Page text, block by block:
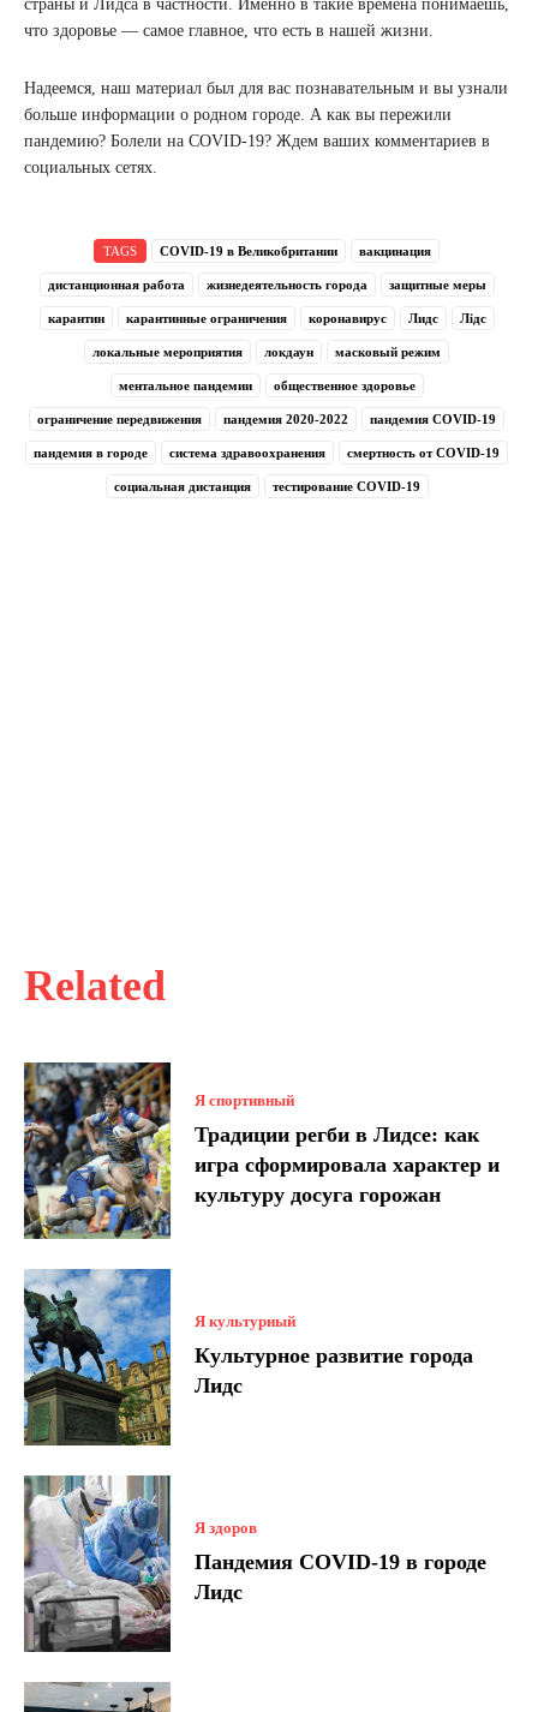
Related
Я спортивный
Традиции регби в Лидсе: как
игра сформировала характер и
культуру досуга горожан
Я культурный
Культурное развитие города
Лидс
Я здоров
Пандемия COVID-19 в городе
Лидс
страны и Лидса в частности. Именно в такие времена понимаешь,
что здоровье — самое главное, что есть в нашей жизни.
Надеемся, наш материал был для вас познавательным и вы узнали
больше информации о родном городе. А как вы пережили
пандемию? Болели на COVID-19? Ждем ваших комментариев в
социальных сетях.
TAGS COVID-19 в Великобритании вакцинация
дистанционная работа жизнедеятельность города защитные меры
карантин карантинные ограничения коронавирус Лидс Лідс
локальные мероприятия локдаун масковый режим
ментальное пандемии общественное здоровье
ограничение передвижения пандемия 2020-2022 пандемия COVID-19
пандемия в городе система здравоохранения смертность от COVID-19
социальная дистанция тестирование COVID-19